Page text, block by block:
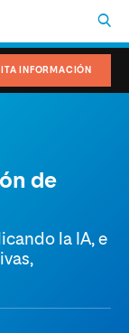
INFORMACIÓN
de
la IA, e